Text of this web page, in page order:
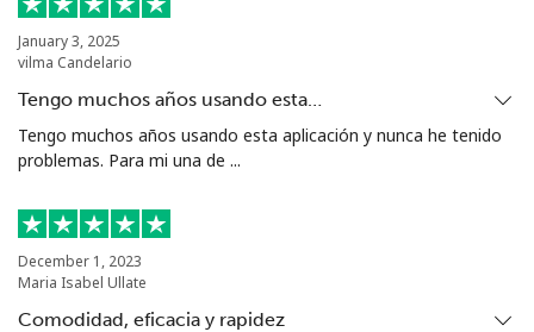
January 3, 2025
vilma Candelario
Tengo muchos años usando esta…
Tengo muchos años usando esta aplicación y nunca he tenido
problemas. Para mi una de ...
December 1, 2023
Maria Isabel Ullate
Comodidad, eficacia y rapidez